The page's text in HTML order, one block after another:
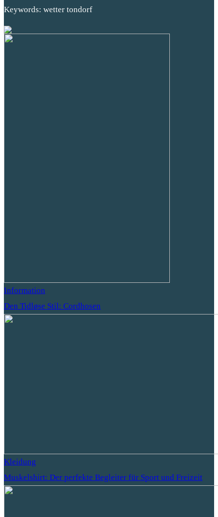
Keywords: wetter tondorf
Information
Den Tidløse Stil: Cordhosen
Kleidung
Muskelshirt: Der perfekte Begleiter für Sport und Freizeit